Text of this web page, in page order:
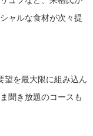
ャルな食材が次々提
望を最大限に組み込ん
聞き放題のコースも